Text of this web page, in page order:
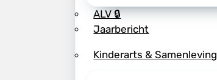
ALV 🔒
Jaarbericht
Kinderarts & Samenleving